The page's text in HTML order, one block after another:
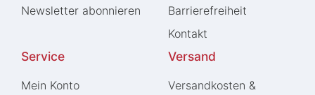
Newsletter abonnieren
Barrierefreiheit
Kontakt
Service
Mein Konto
Versand
Versandkosten &